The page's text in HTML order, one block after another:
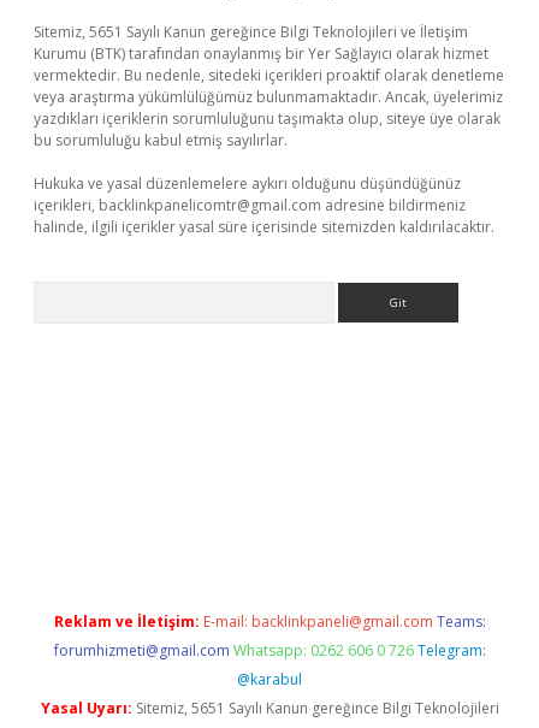
Sitemiz, 5651 Sayılı Kanun gereğince Bilgi Teknolojileri ve İletişim
Kurumu (BTK) tarafından onaylanmış bir Yer Sağlayıcı olarak hizmet
vermektedir. Bu nedenle, sitedeki içerikleri proaktif olarak denetleme
veya araştırma yükümlülüğümüz bulunmamaktadır. Ancak, üyelerimiz
yazdıkları içeriklerin sorumluluğunu taşımakta olup, siteye üye olarak
bu sorumluluğu kabul etmiş sayılırlar.
Hukuka ve yasal düzenlemelere aykırı olduğunu düşündüğünüz
içerikleri, backlinkpanelicomtr@gmail.com adresine bildirmeniz
halinde, ilgili içerikler yasal süre içerisinde sitemizden kaldırılacaktır.
Reklam ve İletişim: E-mail: backlinkpaneli@gmail.com Teams:
forumhizmeti@gmail.com Whatsapp: 0262 606 0 726 Telegram:
@karabul
Yasal Uyarı: Sitemiz, 5651 Sayılı Kanun gereğince Bilgi Teknolojileri